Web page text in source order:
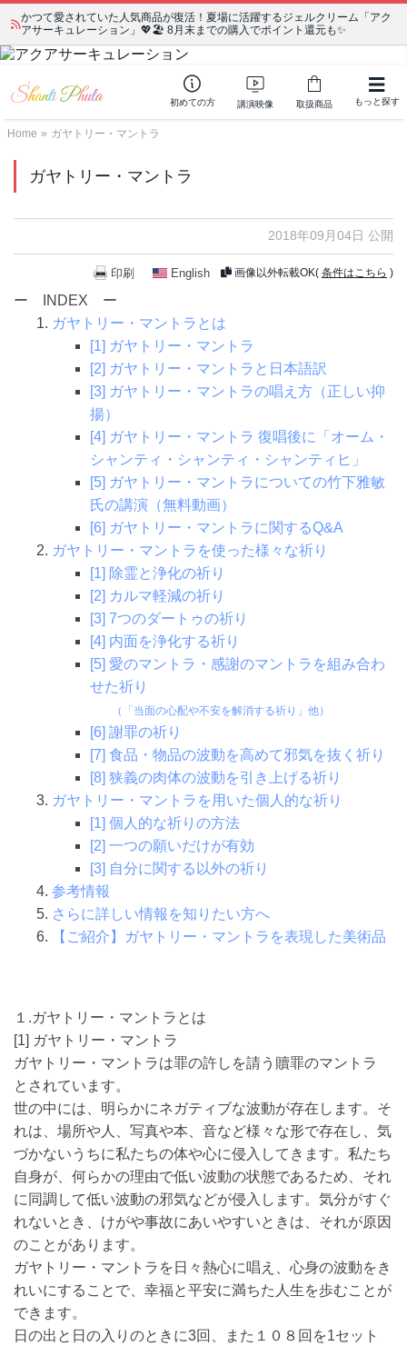
かつて愛されていた人気商品が復活！夏場に活躍するジェルクリーム「アク
アサーキュレーション」💖🏖️ 8月末までの購入でポイント還元も✨
初めての方 講演映像 取扱商品 もっと探す
Home » ガヤトリー・マントラ
ガヤトリー・マントラ
2018年09月04日 公開
印刷 English 画像以外転載OK( 条件はこちら )
ー INDEX ー
ガヤトリー・マントラとは
[1] ガヤトリー・マントラ
[2] ガヤトリー・マントラと日本語訳
[3] ガヤトリー・マントラの唱え方（正しい抑
揚）
[4] ガヤトリー・マントラ 復唱後に
「オーム・
シャンティ・シャンティ・シャンティヒ」
[5] ガヤトリー・マントラについての竹下雅敏
氏の講演（無料動画）
[6] ガヤトリー・マントラに関するQ&A
ガヤトリー・マントラを使った様々な祈り
[1] 除霊と浄化の祈り
[2] カルマ軽減の祈り
[3] 7つのダートゥの祈り
[4] 内面を浄化する祈り
[5] 愛のマントラ・感謝のマントラを組み合わ
せた祈り
（「当面の心配や不安を解消する祈り」他）
[6] 謝罪の祈り
[7] 食品・物品の波動を高めて邪気を抜く祈り
[8] 狭義の肉体の波動を引き上げる祈り
ガヤトリー・マントラを用いた個人的な祈り
[1] 個人的な祈りの方法
[2] 一つの願いだけが有効
[3] 自分に関する以外の祈り
参考情報
さらに詳しい情報を知りたい方へ
【ご紹介】ガヤトリー・マントラを表現した美術品
１.ガヤトリー・マントラとは
[1] ガヤトリー・マントラ
ガヤトリー・マントラは罪の許しを請う贖罪のマントラ
とされています。
世の中には、明らかにネガティブな波動が存在します。そ
れは、場所や人、写真や本、音など様々な形で存在し、気
づかないうちに私たちの体や心に侵入してきます。私たち
自身が、何らかの理由で低い波動の状態であるため、それ
に同調して低い波動の邪気などが侵入します。気分がすぐ
れないとき、けがや事故にあいやすいときは、それが原因
のことがあります。
ガヤトリー・マントラを日々熱心に唱え、心身の波動をき
れいにすることで、幸福と平安に満ちた人生を歩むことが
できます。
日の出と日の入りのときに3回、また１０８回を1セット